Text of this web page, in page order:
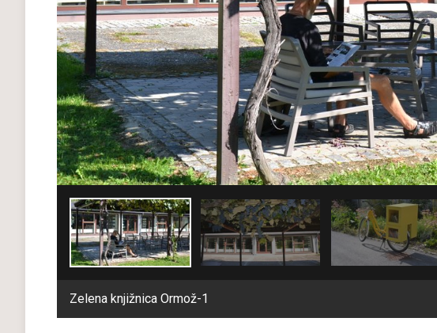
Zelena knjižnica Ormož-1